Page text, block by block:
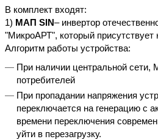
В комплект входят:
1) МАП SIN– инвертор
"МикроАРТ", который присутствует
Алгоритм работы устройства:
При наличии центральной сети,
потребителей
При пропадании напряжения
переключается на генерацию с
времени переключения
уйти в перезагрузку.